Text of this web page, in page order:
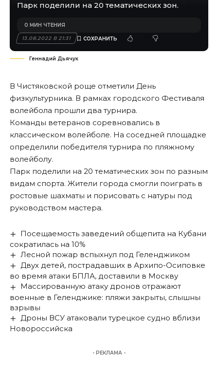
Парк поделили на 20 тематических зон.
13.08.2022 В 21:31
0 МИН ЧТЕНИЯ
Геннадий Дьячук
В Чистяковской роще отметили День
физкультурника. В рамках городского Фестиваля
волейбола прошли два турнира.
Команды ветеранов соревновались в
классическом волейболе. На соседней площадке
определили победителя турнира по пляжному
волейболу.
Парк поделили на 20 тематических зон по разным
видам спорта. Жители города смогли поиграть в
ростовые шахматы и порисовать с натуры под
руководством мастера.
Посещаемость заведений общепита на Кубани
сократилась на 10%
Лесной пожар вспыхнул под Геленджиком
Двух детей, пострадавших в Архипо-Осиповке
во время атаки БПЛА, доставили в Москву
Массированную атаку дронов отражают
военные в Геленджике: пляжи закрыты, слышны
взрывы
Дроны ВСУ атаковали турецкое судно вблизи
Новороссийска
- РЕКЛАМА -